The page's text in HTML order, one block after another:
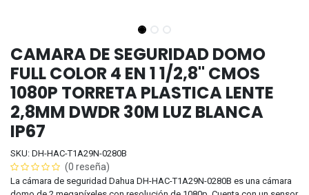
CAMARA DE SEGURIDAD DOMO
FULL COLOR 4 EN 1 1/2,8" CMOS
1080P TORRETA PLASTICA LENTE
2,8MM DWDR 30M LUZ BLANCA
IP67
SKU: DH-HAC-T1A29N-0280B
(0 reseña)
La cámara de seguridad Dahua DH-HAC-T1A29N-0280B es una cámara